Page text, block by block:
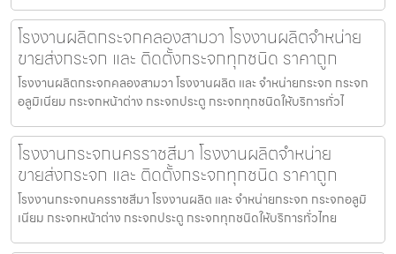
โรงงานผลิตกระจกคลองสามวา โรงงานผลิตจำหน่าย
ขายส่งกระจก และ ติดตั้งกระจกทุกชนิด ราคาถูก
โรงงานผลิตกระจกคลองสามวา โรงงานผลิต และ จำหน่ายกระจก กระจก
อลูมิเนียม กระจกหน้าต่าง กระจกประตู กระจกทุกชนิดให้บริการทั่วไ
โรงงานกระจกนครราชสีมา โรงงานผลิตจำหน่าย
ขายส่งกระจก และ ติดตั้งกระจกทุกชนิด ราคาถูก
โรงงานกระจกนครราชสีมา โรงงานผลิต และ จำหน่ายกระจก กระจกอลูมิ
เนียม กระจกหน้าต่าง กระจกประตู กระจกทุกชนิดให้บริการทั่วไทย